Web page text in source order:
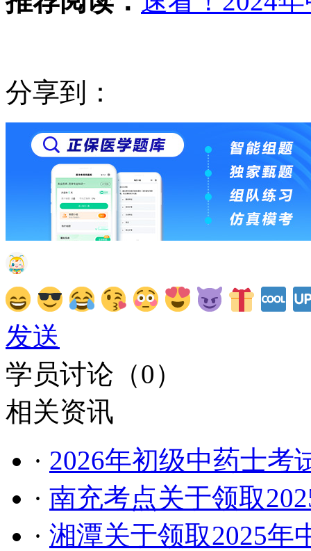
分享到：
发送
学员讨论（0）
相关资讯
· 2026年初级中药士考
· 南充考点关于领取
· 湘潭关于领取2025年